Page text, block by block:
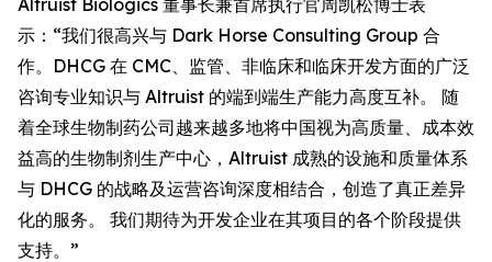
Altruist Biologics 董事长兼首席执行官周凯松博士表
示：“我们很高兴与 Dark Horse Consulting Group 合
作。DHCG 在 CMC、监管、非临床和临床开发方面的广泛
咨询专业知识与 Altruist 的端到端生产能力高度互补。 随
着全球生物制药公司越来越多地将中国视为高质量、成本效
益高的生物制剂生产中心，Altruist 成熟的设施和质量体系
与 DHCG 的战略及运营咨询深度相结合，创造了真正差异
化的服务。 我们期待为开发企业在其项目的各个阶段提供
支持。”